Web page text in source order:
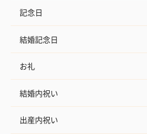
記念日
結婚記念日
お礼
結婚内祝い
出産内祝い